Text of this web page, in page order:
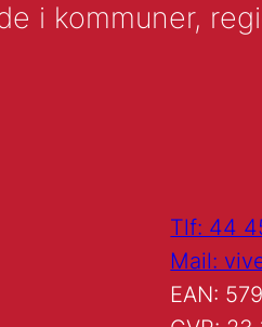
i kommuner,
Tlf: 44
Mail:
EAN: